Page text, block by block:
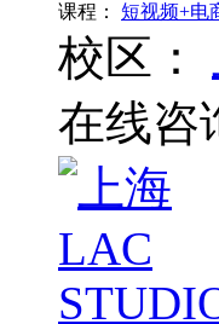
课程： 短视频+电
校区：
在线咨